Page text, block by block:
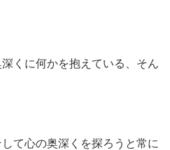
くに何かを抱えている、そん
て心の奥深くを探ろうと常に